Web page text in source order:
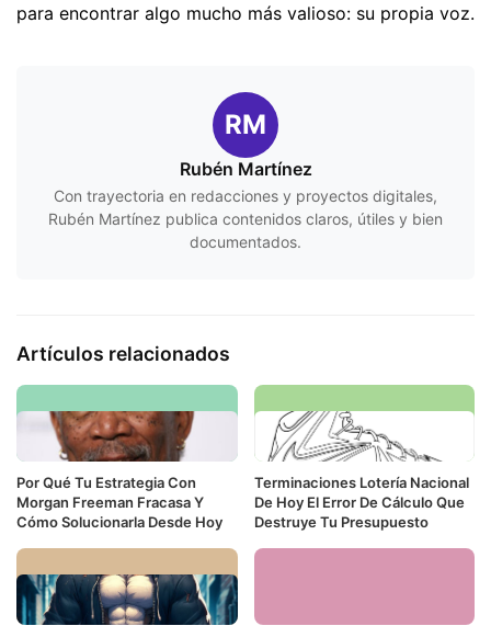
para encontrar algo mucho más valioso: su propia voz.
RM
Rubén Martínez
Con trayectoria en redacciones y proyectos digitales,
Rubén Martínez publica contenidos claros, útiles y bien
documentados.
Artículos relacionados
Por Qué Tu Estrategia Con
Morgan Freeman Fracasa Y
Cómo Solucionarla Desde Hoy
Terminaciones Lotería Nacional
De Hoy El Error De Cálculo Que
Destruye Tu Presupuesto